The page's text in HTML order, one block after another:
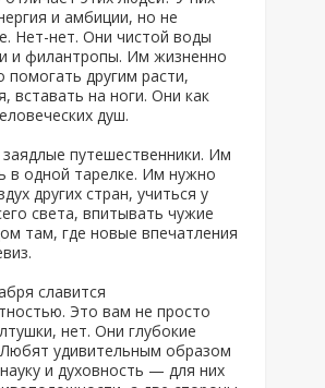
и амбиции, но не
Нет-нет. Они чистой воды
и филантропы. Им жизненно
помогать другим расти,
вставать на ноги. Они как
душ.
путешественники. Им
в одной тарелке. Им нужно
других стран, учиться у
света, впитывать чужие
там, где новые впечатления
славится
Это вам не просто
нет. Они глубокие
удивительным образом
и духовность — для них